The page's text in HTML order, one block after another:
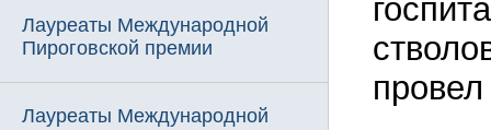
Лауреаты Международной
Пироговской премии
Лауреаты Международной